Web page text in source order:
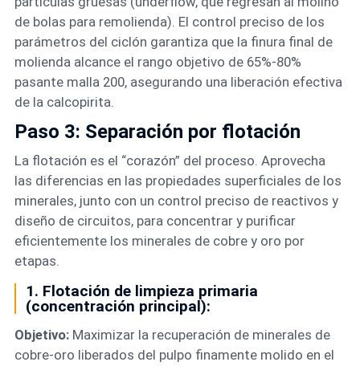
de bolas para remolienda). El control preciso de los
parámetros del ciclón garantiza que la finura final de
molienda alcance el rango objetivo de 65%-80%
pasante malla 200, asegurando una liberación efectiva
de la calcopirita.
Paso 3: Separación por flotación
La flotación es el “corazón” del proceso. Aprovecha
las diferencias en las propiedades superficiales de los
minerales, junto con un control preciso de reactivos y
diseño de circuitos, para concentrar y purificar
eficientemente los minerales de cobre y oro por
etapas.
1. Flotación de limpieza primaria
(concentración principal):
Objetivo: Maximizar la recuperación de minerales de
cobre-oro liberados del pulpo finamente molido en el